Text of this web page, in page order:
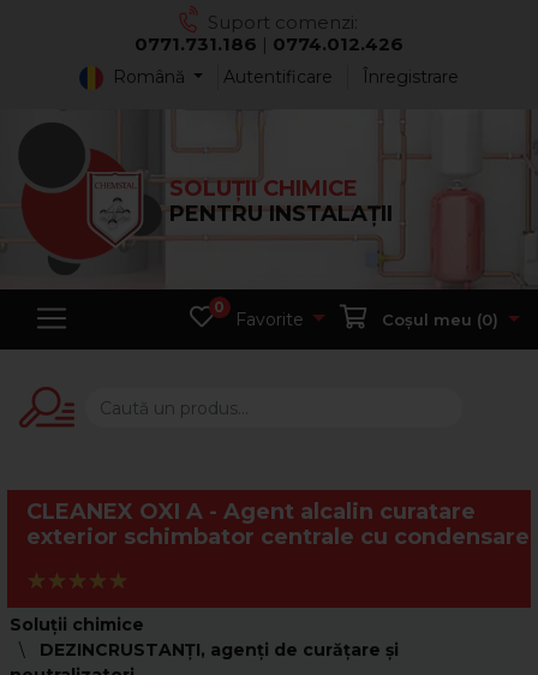
Suport comenzi:
0771.731.186 | 0774.012.426
Română Autentificare Înregistrare
SOLUȚII CHIMICE
PENTRU INSTALAȚII
0
Favorite Coșul meu (0)
CLEANEX OXI A - Agent alcalin curatare
exterior schimbator centrale cu condensare
Soluții chimice
DEZINCRUSTANŢI, agenţi de curăţare şi